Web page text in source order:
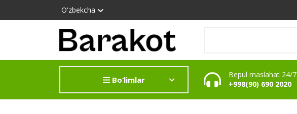
O'zbekcha
Bo‘limlar
Bepul maslahat 24/7
+998(90) 690 2020